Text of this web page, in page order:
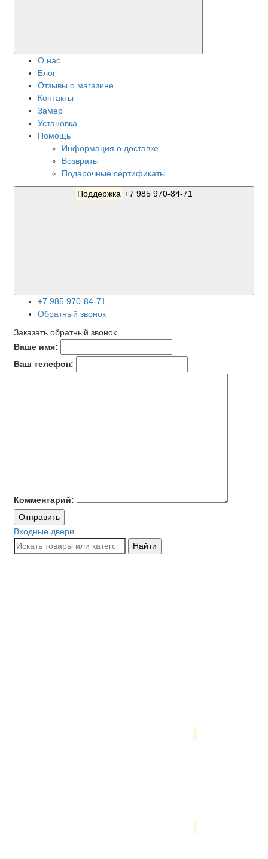
О нас
Блог
Отзывы о магазине
Контакты
Замер
Установка
Помощь
Информация о доставке
Возвраты
Подарочные сертификаты
Поддержка
+7 985 970-84-71
Обратный звонок
Заказать обратный звонок
Ваше имя:
Ваш телефон:
Комментарий:
Отправить
Входные двери
Найти